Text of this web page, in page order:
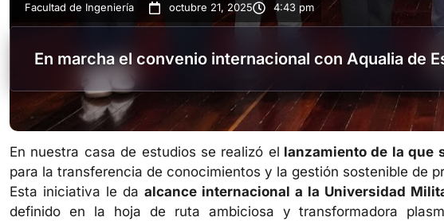
Facultad de Ingeniería octubre 21, 2025 4:43 pm
En marcha el convenio internacional con Aqualia de
En nuestra casa de estudios se realizó el lanzamiento de la que
para la transferencia de conocimientos y la gestión sostenible de
Esta iniciativa le da alcance internacional a la Universidad
definido en la hoja de ruta ambiciosa y transformadora